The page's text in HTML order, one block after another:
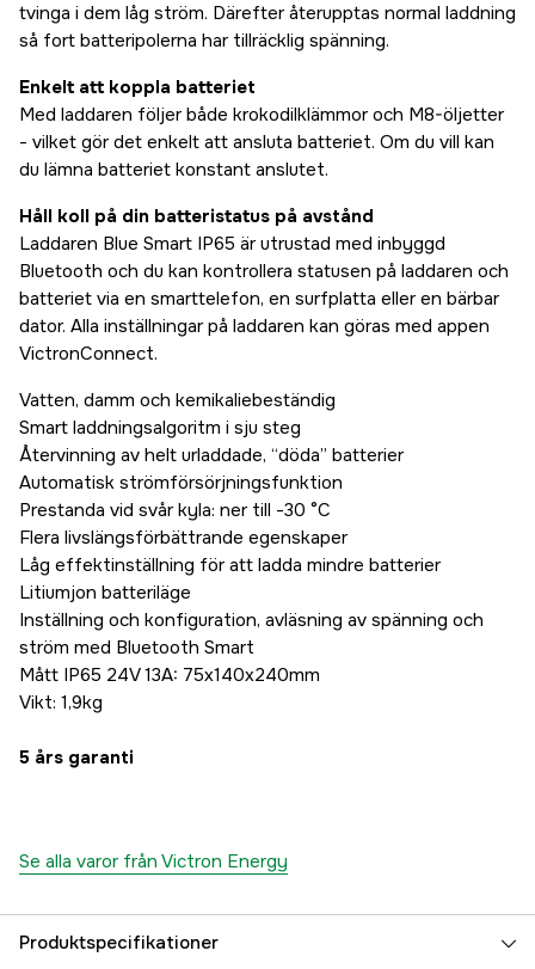
tvinga i dem låg ström. Därefter återupptas normal laddning
så fort batteripolerna har tillräcklig spänning.
Enkelt att koppla batteriet
Med laddaren följer både krokodilklämmor och M8-öljetter
- vilket gör det enkelt att ansluta batteriet. Om du vill kan
du lämna batteriet konstant anslutet.
Håll koll på din batteristatus på avstånd
Laddaren Blue Smart IP65 är utrustad med inbyggd
Bluetooth och du kan kontrollera statusen på laddaren och
batteriet via en smarttelefon, en surfplatta eller en bärbar
dator. Alla inställningar på laddaren kan göras med appen
VictronConnect.
Vatten, damm och kemikaliebeständig
Smart laddningsalgoritm i sju steg
Återvinning av helt urladdade, “döda” batterier
Automatisk strömförsörjningsfunktion
Prestanda vid svår kyla: ner till -30 °C
Flera livslängsförbättrande egenskaper
Låg effektinställning för att ladda mindre batterier
Litiumjon batteriläge
Inställning och konfiguration, avläsning av spänning och
ström med Bluetooth Smart
Mått IP65 24V 13A: 75x140x240mm
Vikt: 1,9kg
5 års garanti
Se alla varor från Victron Energy
Produktspecifikationer